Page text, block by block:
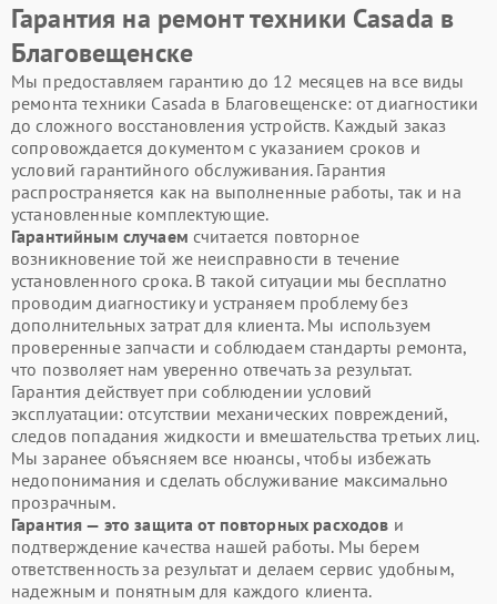
Гарантия на ремонт техники Casada в
Благовещенске
Мы предоставляем гарантию до 12 месяцев на все виды
ремонта техники Casada в Благовещенске: от диагностики
до сложного восстановления устройств. Каждый заказ
сопровождается документом с указанием сроков и
условий гарантийного обслуживания. Гарантия
распространяется как на выполненные работы, так и на
установленные комплектующие.
Гарантийным случаем считается повторное
возникновение той же неисправности в течение
установленного срока. В такой ситуации мы бесплатно
проводим диагностику и устраняем проблему без
дополнительных затрат для клиента. Мы используем
проверенные запчасти и соблюдаем стандарты ремонта,
что позволяет нам уверенно отвечать за результат.
Гарантия действует при соблюдении условий
эксплуатации: отсутствии механических повреждений,
следов попадания жидкости и вмешательства третьих лиц.
Мы заранее объясняем все нюансы, чтобы избежать
недопонимания и сделать обслуживание максимально
прозрачным.
Гарантия — это защита от повторных расходов и
подтверждение качества нашей работы. Мы берем
ответственность за результат и делаем сервис удобным,
надежным и понятным для каждого клиента.